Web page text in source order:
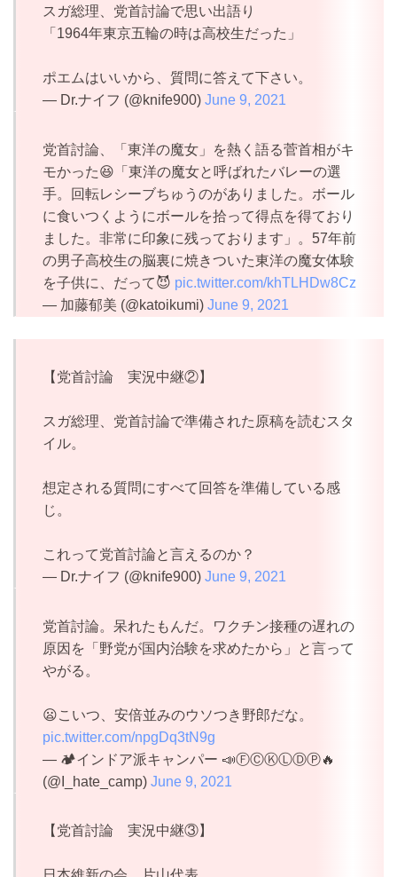
スガ総理、党首討論で思い出語り
「1964年東京五輪の時は高校生だった」
ポエムはいいから、質問に答えて下さい。
— Dr.ナイフ (@knife900) June 9, 2021
党首討論、「東洋の魔女」を熱く語る菅首相がキ
モかった😆「東洋の魔女と呼ばれたバレーの選
手。回転レシーブちゅうのがありました。ボール
に食いつくようにボールを拾って得点を得ており
ました。非常に印象に残っております」。57年前
の男子高校生の脳裏に焼きついた東洋の魔女体験
を子供に、だって😈 pic.twitter.com/khTLHDw8Cz
— 加藤郁美 (@katoikumi) June 9, 2021
【党首討論 実況中継②】
スガ総理、党首討論で準備された原稿を読むスタ
イル。
想定される質問にすべて回答を準備している感
じ。
これって党首討論と言えるのか？
— Dr.ナイフ (@knife900) June 9, 2021
党首討論。呆れたもんだ。ワクチン接種の遅れの
原因を「野党が国内治験を求めたから」と言って
やがる。
😦こいつ、安倍並みのウソつき野郎だな。
pic.twitter.com/npgDq3tN9g
— 🏕インドア派キャンパー 📣ⒻⒸⓀⓁⒹⓅ🔥
(@I_hate_camp) June 9, 2021
【党首討論 実況中継③】